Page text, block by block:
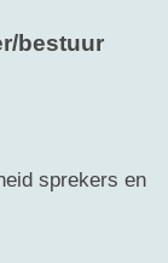
bestuur
sprekers en